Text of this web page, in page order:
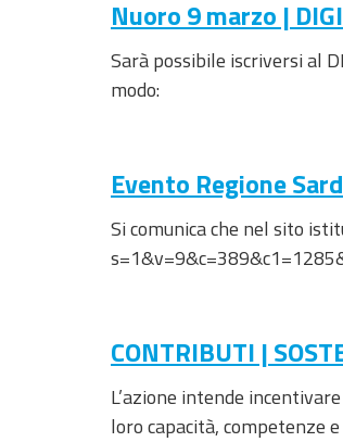
Nuoro 9 marzo |
Sarà possibile iscriversi al
modo:
Evento Regione
Si comunica che nel sito
CONTRIBUTI |
L’azione intende
loro capacità, competenze